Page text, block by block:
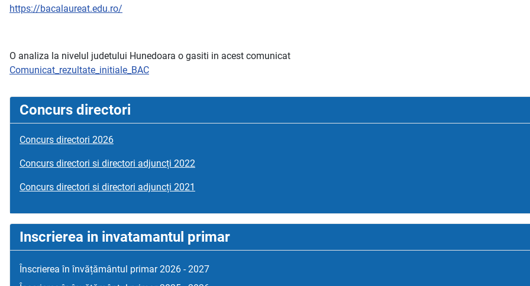
https://bacalaureat.edu.ro/
O analiza la nivelul judetului Hunedoara o gasiti in acest comunicat
Comunicat_rezultate_initiale_BAC
Concurs directori
Concurs directori 2026
Concurs directori si directori adjuncți 2022
Concurs directori si directori adjuncți 2021
Inscrierea in invatamantul primar
Înscrierea în învățământul primar 2026 - 2027